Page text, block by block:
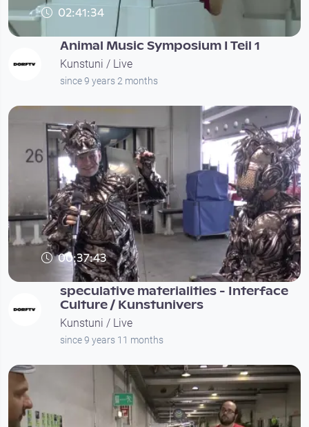
02:41:34
Animal Music Symposium I Teil 1
Kunstuni / Live
since 9 years 2 months
00:37:43
speculative materialities - Interface
Culture / Kunstunivers
Kunstuni / Live
since 9 years 11 months